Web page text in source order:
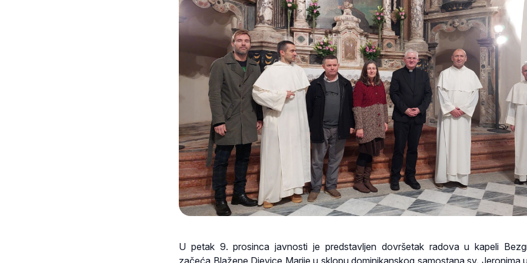
U petak 9. prosinca javnosti je predstavljen dovršetak radova u kapeli
začeća Blažene Djevice Marije u sklopu dominikanskog samostana sv. Jeronima